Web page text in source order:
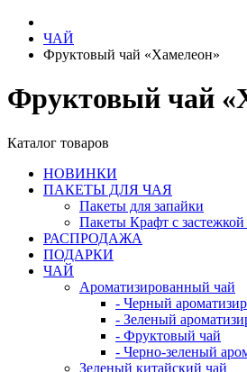
ЧАЙ
Фруктовый чай «Хамелеон»
Фруктовый чай
Каталог товаров
НОВИНКИ
ПАКЕТЫ ДЛЯ ЧАЯ
Пакеты для запайки
Пакеты Крафт с
РАСПРОДАЖА
ПОДАРКИ
ЧАЙ
Ароматизированный чай
- Черный
- Зеленый
- Фруктовый чай
- Черно-зеленый
Зеленый китайский чай